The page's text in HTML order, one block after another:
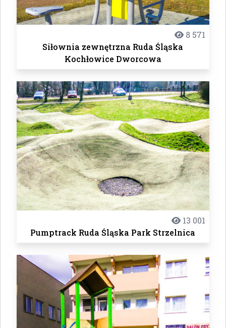
8 571
Siłownia zewnętrzna Ruda Śląska
Kochłowice Dworcowa
13 001
Pumptrack Ruda Śląska Park Strzelnica